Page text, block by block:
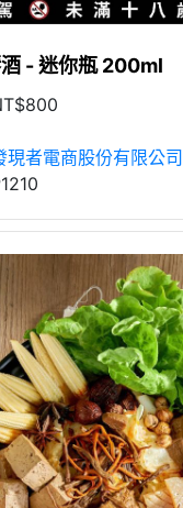
- 迷你瓶 200ml
現者電商股份有限公司